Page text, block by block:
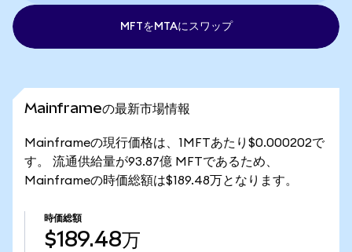
MFTをMTAにスワップ
Mainframeの最新市場情報
Mainframeの現行価格は、1MFTあたり$0.000202で
す。 流通供給量が93.87億 MFTであるため、
Mainframeの時価総額は$189.48万となります。
時価総額
$189.48万